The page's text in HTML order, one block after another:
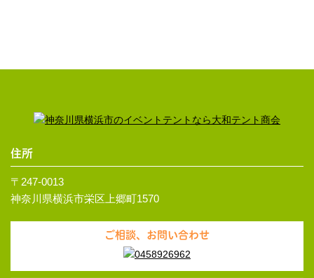
住所
〒247-0013
神奈川県横浜市栄区上郷町1570
ご相談、お問い合わせ